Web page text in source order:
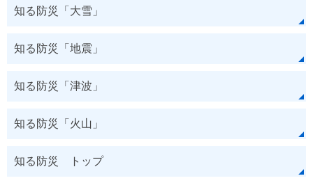
知る防災「大雪」
知る防災「地震」
知る防災「津波」
知る防災「火山」
知る防災 トップ